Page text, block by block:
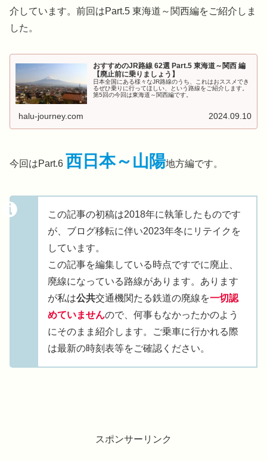
介しています。前回はPart.5 東海道～関西編をご紹介しま
した。
おすすめのJR路線 62選 Part.5 東海道～関西 編
【廃止前に乗りましょう】
日本全国にある様々なJR路線のうち、これはおススメでき
るぜひ乗りに行ってほしい、という路線をご紹介します。
第5回の今回は東海道～関西編です。
halu-journey.com 2024.09.10
今回はPart.6 西日本～山陽地方編です。
この記事の初稿は2018年に執筆したものです
が、ブログ移転に伴い2023年冬にリテイクを
しています。
この記事を編集している時点ですでに廃止、
廃線になっている路線があります。あります
が私は公共交通機関たる鉄道の廃線を一切認
めていませんので、何事もなかったかのよう
にそのまま紹介します。ご乗車に行かれる際
は最新の時刻表等をご確認ください。
スポンサーリンク